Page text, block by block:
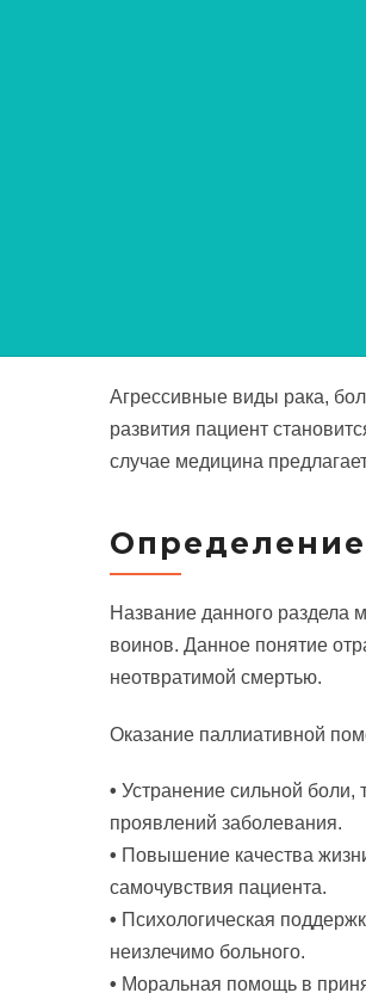
Агрессивные виды рака,
развития пациент
случае медицина
Название данного раздела
воинов. Данное понятие
неотвратимой смертью.
Оказание паллиативной
• Устранение сильной
проявлений заболевания.
• Повышение качества
самочувствия пациента.
• Психологическая
неизлечимо больного.
• Моральная помощь в